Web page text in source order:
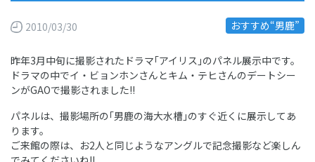
2010/03/30 おすすめ“男鹿”
昨年3月中旬に撮影されたドラマ｢アイリス｣のパネル展示中です。
ドラマの中でイ・ビョンホンさんとキム・テヒさんのデートシー
ンがGAOで撮影されました!!
パネルは、撮影場所の｢男鹿の海大水槽｣のすぐ近くに展示してあ
ります。
ご来館の際は、お2人と同じようなアングルで記念撮影など楽しん